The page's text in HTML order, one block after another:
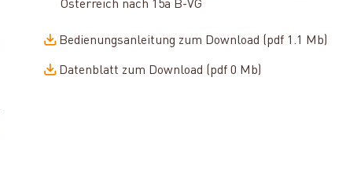
Österreich nach 15a B-VG
Bedienungsanleitung zum Download (pdf 1.1 Mb)
Datenblatt zum Download (pdf 0 Mb)